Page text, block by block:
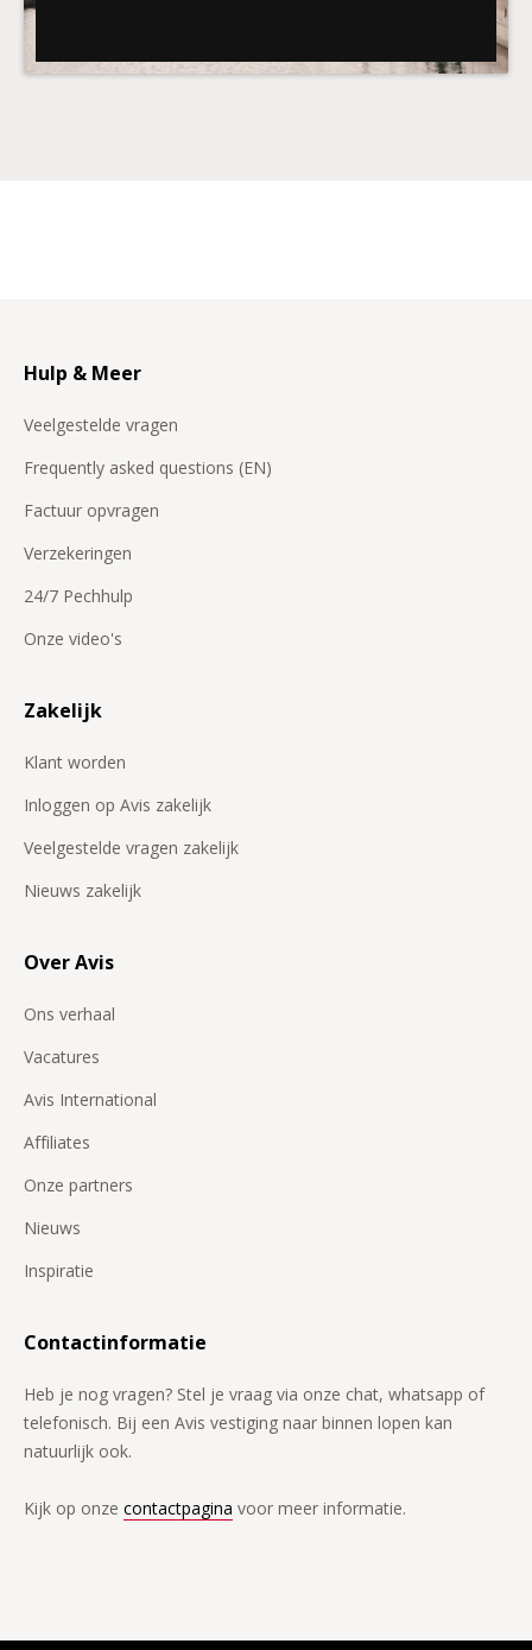
Hulp & Meer
Veelgestelde vragen
Frequently asked questions (EN)
Factuur opvragen
Verzekeringen
24/7 Pechhulp
Onze video's
Zakelijk
Klant worden
Inloggen op Avis zakelijk
Veelgestelde vragen zakelijk
Nieuws zakelijk
Over Avis
Ons verhaal
Vacatures
Avis International
Affiliates
Onze partners
Nieuws
Inspiratie
Contactinformatie
Heb je nog vragen? Stel je vraag via onze chat, whatsapp of
telefonisch. Bij een Avis vestiging naar binnen lopen kan
natuurlijk ook.
Kijk op onze contactpagina voor meer informatie.